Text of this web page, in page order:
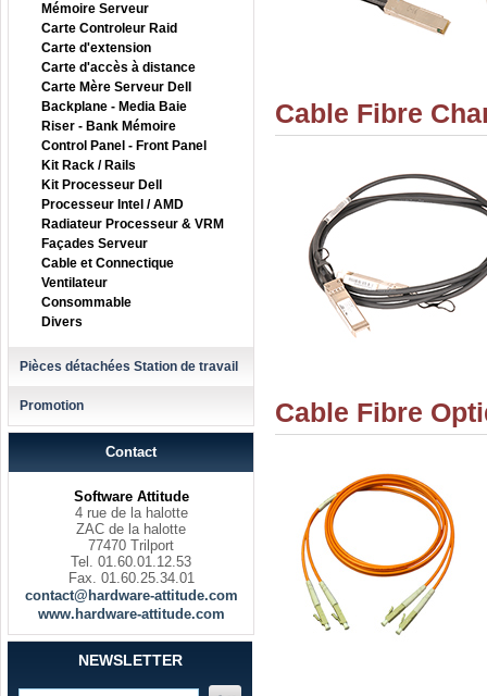
Mémoire Serveur
Carte Controleur Raid
Carte d'extension
Carte d'accès à distance
Carte Mère Serveur Dell
Backplane - Media Baie
Riser - Bank Mémoire
Control Panel - Front Panel
Kit Rack / Rails
Kit Processeur Dell
Processeur Intel / AMD
Radiateur Processeur & VRM
Façades Serveur
Cable et Connectique
Ventilateur
Consommable
Divers
Pièces détachées Station de travail
Promotion
Contact
Software Attitude
4 rue de la halotte
ZAC de la halotte
77470 Trilport
Tel. 01.60.01.12.53
Fax. 01.60.25.34.01
contact@hardware-attitude.com
www.hardware-attitude.com
NEWSLETTER
Cable Fibre
Cable Fibre